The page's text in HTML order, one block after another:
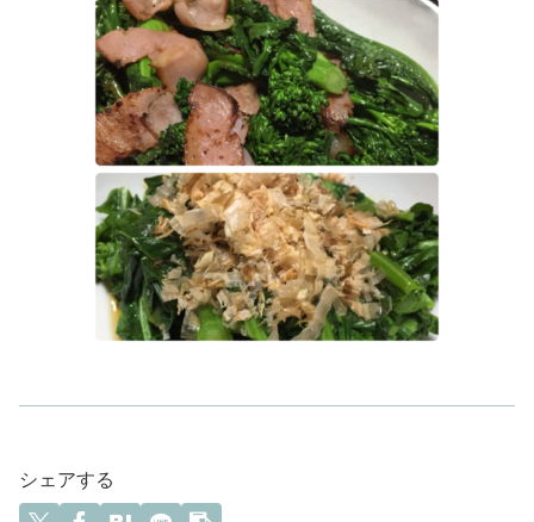
シェアする